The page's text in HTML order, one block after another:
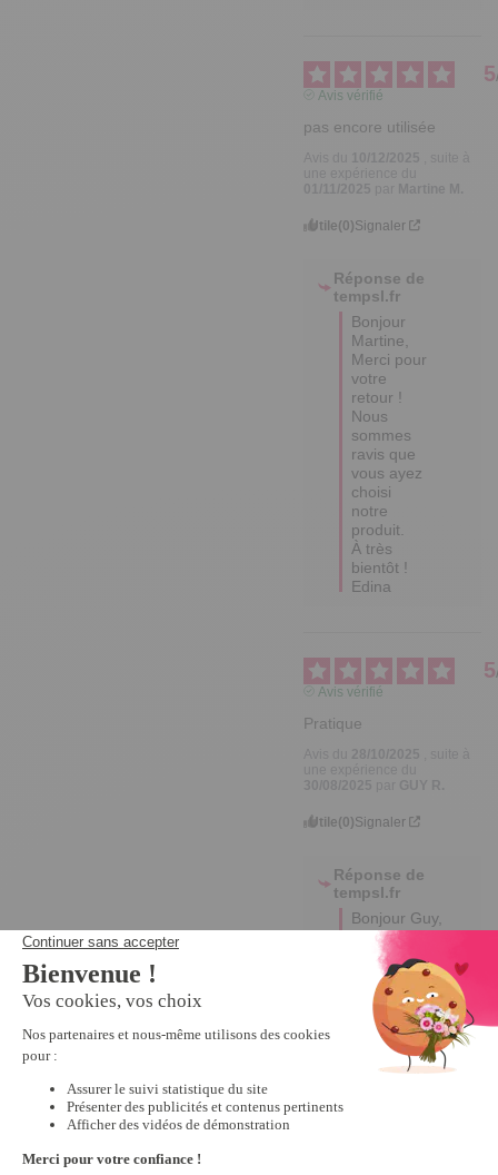
5
Avis vérifié
pas encore utilisée
10/12/2025
une expérience du
01/11/2025
Martine M.
Utile(0)Signaler
Réponse de
tempsl.fr
Bonjour
Martine,
Merci pour
votre
retour !
Nous
sommes
ravis que
vous ayez
choisi
notre
produit.
À très
bientôt !
Edina
5
Avis vérifié
Pratique
28/10/2025
GUY R.
Utile(0)Signaler
Réponse de
tempsl.fr
Bonjour Guy,
Merci
beaucoup
pour votre
retour positif !
Nous sommes
ravis
d'apprendre
que vous